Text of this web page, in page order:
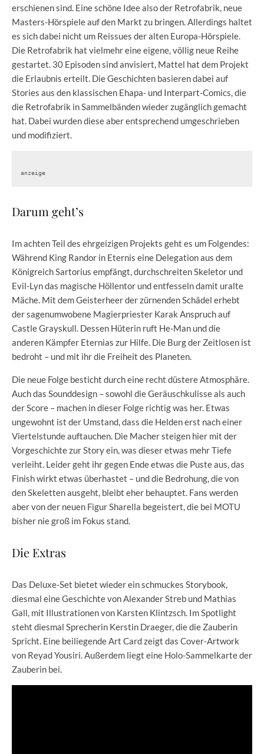
erschienen sind. Eine schöne Idee also der Retrofabrik, neue
Masters-Hörspiele auf den Markt zu bringen. Allerdings haltet
es sich dabei nicht um Reissues der alten Europa-Hörspiele.
Die Retrofabrik hat vielmehr eine eigene, völlig neue Reihe
gestartet. 30 Episoden sind anvisiert, Mattel hat dem Projekt
die Erlaubnis erteilt. Die Geschichten basieren dabei auf
Stories aus den klassischen Ehapa- und Interpart-Comics, die
die Retrofabrik in Sammelbänden wieder zugänglich gemacht
hat. Dabei wurden diese aber entsprechend umgeschrieben
und modifiziert.
anzeige
Darum geht’s
Im achten Teil des ehrgeizigen Projekts geht es um Folgendes:
Während King Randor in Eternis eine Delegation aus dem
Königreich Sartorius empfängt, durchschreiten Skeletor und
Evil-Lyn das magische Höllentor und entfesseln damit uralte
Mäche. Mit dem Geisterheer der zürnenden Schädel erhebt
der sagenumwobene Magierpriester Karak Anspruch auf
Castle Grayskull. Dessen Hüterin ruft He-Man und die
anderen Kämpfer Eternias zur Hilfe. Die Burg der Zeitlosen ist
bedroht – und mit ihr die Freiheit des Planeten.
Die neue Folge besticht durch eine recht düstere Atmosphäre.
Auch das Sounddesign – sowohl die Geräuschkulisse als auch
der Score – machen in dieser Folge richtig was her. Etwas
ungewohnt ist der Umstand, dass die Helden erst nach einer
Viertelstunde auftauchen. Die Macher steigen hier mit der
Vorgeschichte zur Story ein, was dieser etwas mehr Tiefe
verleiht. Leider geht ihr gegen Ende etwas die Puste aus, das
Finish wirkt etwas überhastet – und die Bedrohung, die von
den Skeletten ausgeht, bleibt eher behauptet. Fans werden
aber von der neuen Figur Sharella begeistert, die bei MOTU
bisher nie groß im Fokus stand.
Die Extras
Das Deluxe-Set bietet wieder ein schmuckes Storybook,
diesmal eine Geschichte von Alexander Streb und Mathias
Gall, mit Illustrationen von Karsten Klintzsch. Im Spotlight
steht diesmal Sprecherin Kerstin Draeger, die die Zauberin
Spricht. Eine beiliegende Art Card zeigt das Cover-Artwork
von Reyad Yousiri. Außerdem liegt eine Holo-Sammelkarte der
Zauberin bei.